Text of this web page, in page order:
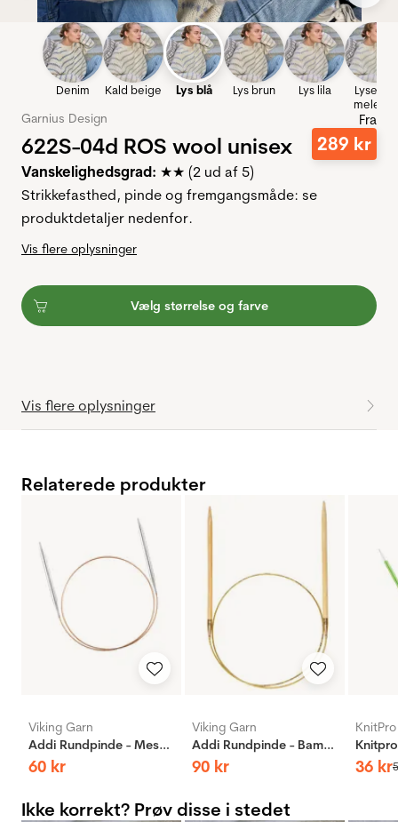
Denim Kald beige Lys blå Lys brun Lys lila
Lysegrå
meleret
Garnius Design
622S-04d ROS wool unisex
Fra
289 kr
Vanskelighedsgrad: ★★ (2 ud af 5)
Strikkefasthed, pinde og fremgangsmåde: se
produktdetaljer nedenfor.
Vis flere oplysninger
Vælg størrelse og farve
Vis flere oplysninger
Relaterede produkter
Viking Garn
Addi Rundpinde - Messing
60 kr
Viking Garn
Addi Rundpinde - Bambus
90 kr
KnitPro
36 kr
Ikke korrekt? Prøv disse i stedet